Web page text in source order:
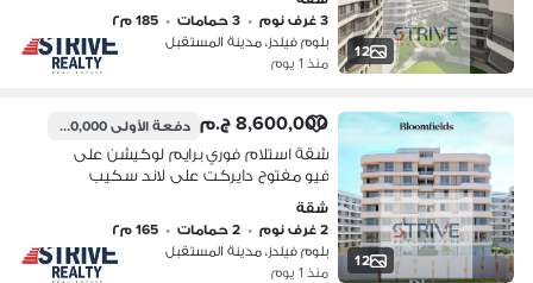
12
3 غرف نوم
• 3 حمامات • 185 م٢
بلوم فيلدز، مدينة المستقبل
منذ 1 يوم
12
8,600,000 ج.م دفعة الأولى430,000 ج.م
شقة استلام فوري برايم لوكيشن على
فيو مفتوح دايركت على لاند سكيب
Fields)
شقة
2 غرف نوم
• 2 حمامات • 165 م٢
بلوم فيلدز، مدينة المستقبل
منذ 1 يوم